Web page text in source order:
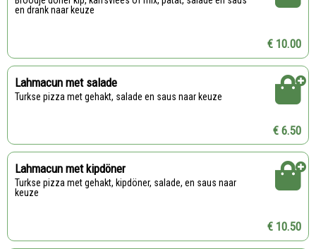
en drank naar keuze
€ 10.00
Lahmacun met salade
Turkse pizza met gehakt, salade en saus naar keuze
€ 6.50
Lahmacun met kipdöner
Turkse pizza met gehakt, kipdöner, salade, en saus naar
keuze
€ 10.50